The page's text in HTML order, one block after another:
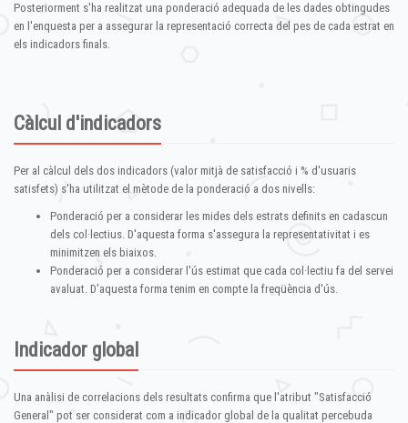
Posteriorment s'ha realitzat una ponderació adequada de les dades obtingudes
en l'enquesta per a assegurar la representació correcta del pes de cada estrat en
els indicadors finals.
Càlcul d'indicadors
Per al càlcul dels dos indicadors (valor mitjà de satisfacció i % d'usuaris
satisfets) s'ha utilitzat el mètode de la ponderació a dos nivells:
Ponderació per a considerar les mides dels estrats definits en cadascun
dels col·lectius. D'aquesta forma s'assegura la representativitat i es
minimitzen els biaixos.
Ponderació per a considerar l'ús estimat que cada col·lectiu fa del servei
avaluat. D'aquesta forma tenim en compte la freqüència d'ús.
Indicador global
Una anàlisi de correlacions dels resultats confirma que l'atribut "Satisfacció
General" pot ser considerat com a indicador global de la qualitat percebuda